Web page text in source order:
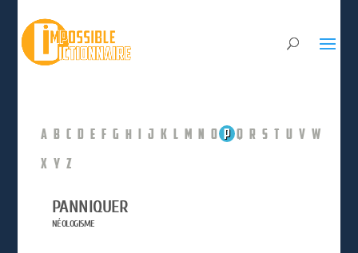
A B C D E F G H I J K L M N O P Q R S T U V W
X Y Z
PANNIQUER
NÉOLOGISME